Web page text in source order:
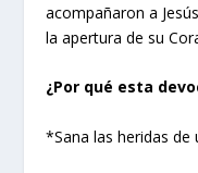
acompañaron a
la apertura de su
¿Por qué esta
*Sana las heridas